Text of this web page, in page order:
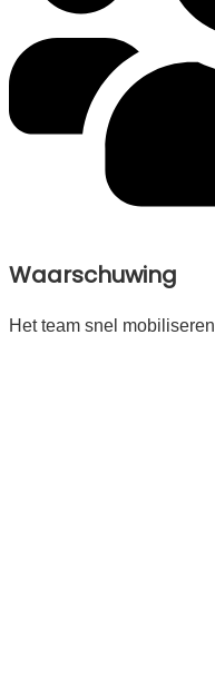
Waarschuwing
Het team snel mobiliseren